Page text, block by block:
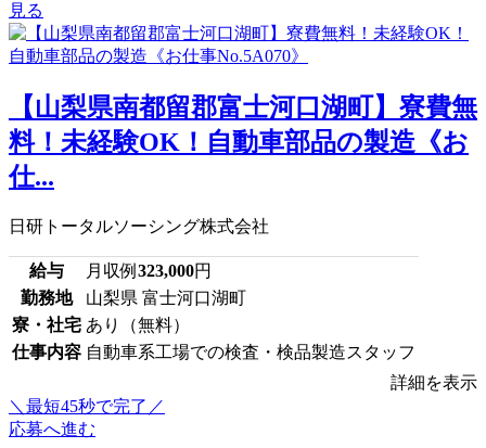
見る
【山梨県南都留郡富士河口湖町】寮費無
料！未経験OK！自動車部品の製造《お
仕...
日研トータルソーシング株式会社
給与 月収例 323,000円
勤務地
山梨県 富士河口湖町
寮・社宅 あり（無料）
仕事内容 自動車系工場での検査・検品製造スタッフ
詳細を表示
＼最短45秒で完了／
応募へ進む